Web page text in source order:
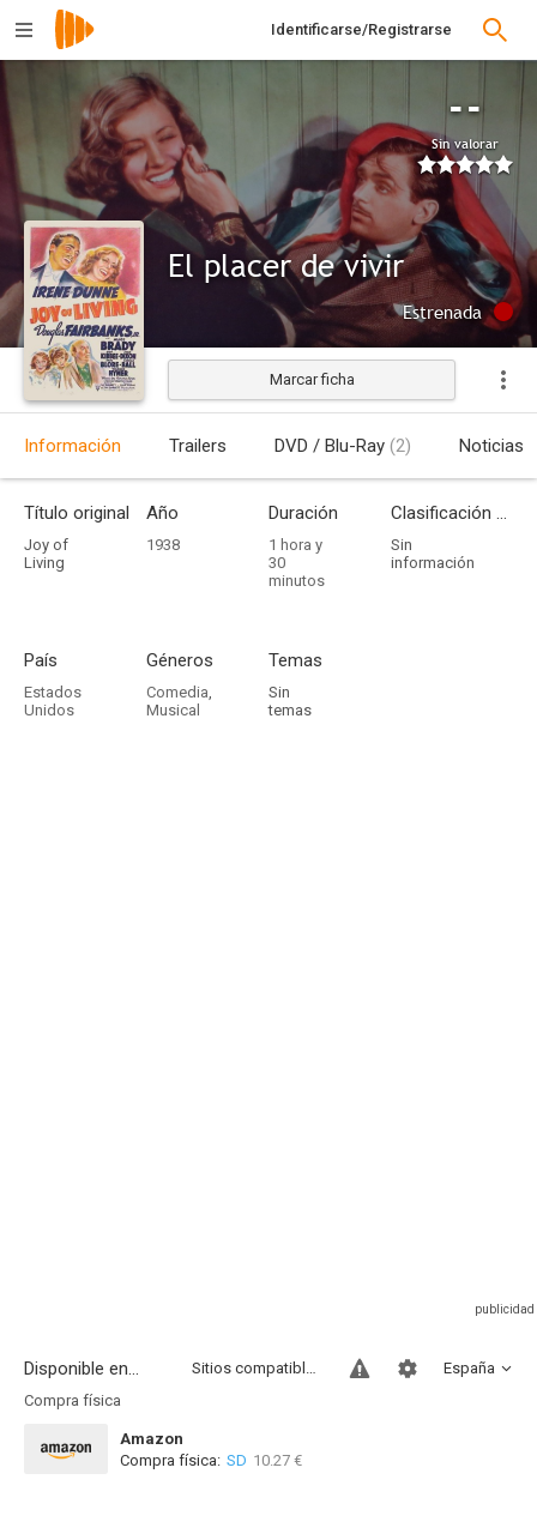
Identificarse/Registrarse
--
Sin valorar
El placer de vivir
Estrenada
Marcar ficha
Información Trailers DVD / Blu-Ray (2) Noticias
Título original
Joy of
Living
Año
1938
Duración
1 hora y
30
minutos
Clasificación por edades
Sin
información
País
Estados
Unidos
Géneros
Comedia,
Musical
Temas
Sin
temas
Disponible en... España
Sitios compatibles
Compra física
Amazon
Compra física: SD 10.27 €